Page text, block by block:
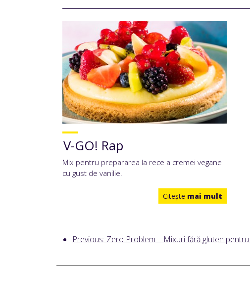
V-GO! Rap
Mix pentru prepararea la rece a cremei vegane
cu gust de vanilie.
Citeşte mai mult
Previous: Zero Problem – Mixuri fără gluten